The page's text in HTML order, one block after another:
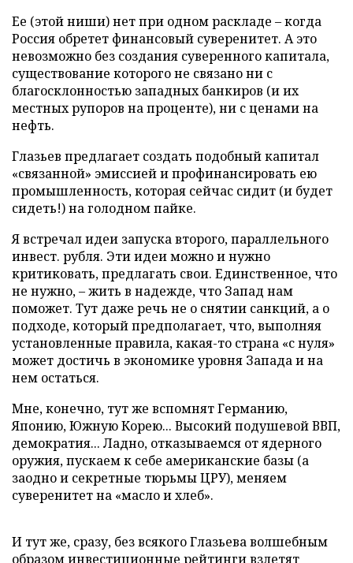
Ее (этой ниши) нет при одном раскладе – когда
Россия обретет финансовый суверенитет. А это
невозможно без создания суверенного капитала,
существование которого не связано ни с
благосклонностью западных банкиров (и их
местных рупоров на проценте), ни с ценами на
нефть.
Глазьев предлагает создать подобный капитал
«связанной» эмиссией и профинансировать ею
промышленность, которая сейчас сидит (и будет
сидеть!) на голодном пайке.
Я встречал идеи запуска второго, параллельного
инвест. рубля. Эти идеи можно и нужно
критиковать, предлагать свои. Единственное, что
не нужно, – жить в надежде, что Запад нам
поможет. Тут даже речь не о снятии санкций, а о
подходе, который предполагает, что, выполняя
установленные правила, какая-то страна «с нуля»
может достичь в экономике уровня Запада и на
нем остаться.
Мне, конечно, тут же вспомнят Германию,
Японию, Южную Корею... Высокий подушевой ВВП,
демократия... Ладно, отказываемся от ядерного
оружия, пускаем к себе американские базы (а
заодно и секретные тюрьмы ЦРУ), меняем
суверенитет на «масло и хлеб».
И тут же, сразу, без всякого Глазьева волшебным
образом инвестиционные рейтинги взлетят